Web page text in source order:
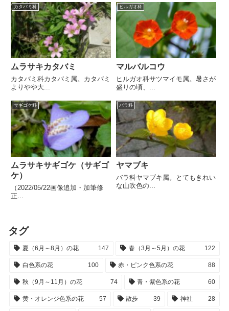
カタバミ科
ムラサキカタバミ
カタバミ科カタバミ属。カタバミ
よりやや大...
ヒルガオ科
マルバルコウ
ヒルガオ科サツマイモ属。暑さが
盛りの頃、...
サギゴケ科
ムラサキサギゴケ（サギゴ
ケ）
（2022/05/22画像追加・加筆修
正...
バラ科
ヤマブキ
バラ科ヤマブキ属。とてもきれい
な山吹色の...
タグ
夏（6月～8月）の花 147 春（3月～5月）の花 122
白色系の花 100 赤・ピンク色系の花 88
秋（9月～11月）の花 74 青・紫色系の花 60
黄・オレンジ色系の花 57 散歩 39 神社 28